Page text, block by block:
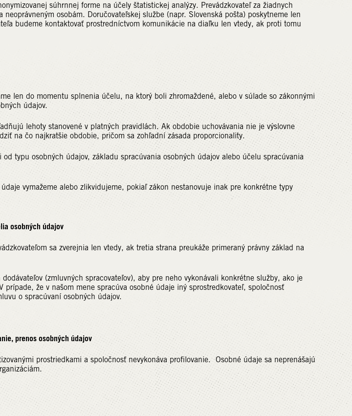
súhrnnej forme na účely štatistickej analýzy. Prevádzkovateľ za žiadnych
osobám. Doručovateľskej službe (napr. Slovenská pošta) poskytneme len
budeme kontaktovať prostredníctvom komunikácie na diaľku len vtedy, ak proti tomu
len do momentu splnenia účelu, na ktorý boli zhromaždené, alebo v súlade so zákonnými
údajov.
lehoty stanovené v platných pravidlách. Ak obdobie uchovávania nie je výslovne
na čo najkratšie obdobie, pričom sa zohľadní zásada proporcionality.
od typu osobných údajov, základu spracúvania osobných údajov alebo účelu spracúvania
vymažeme alebo zlikvidujeme, pokiaľ zákon nestanovuje inak pre konkrétne typy
osobných údajov
sa zverejnia len vtedy, ak tretia strana preukáže primeraný právny základ na
(zmluvných spracovateľov), aby pre neho vykonávali konkrétne služby, ako je
prípade, že v našom mene spracúva osobné údaje iný sprostredkovateľ, spoločnosť
o spracúvaní osobných údajov.
prenos osobných údajov
prostriedkami a spoločnosť nevykonáva profilovanie. Osobné údaje sa neprenášajú